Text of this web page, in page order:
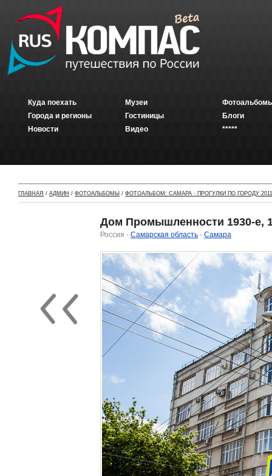
Куда поехать
Города и регионы
Новости
Музеи
Гостиницы
Видео
Блоги
*****
ГЛАВНАЯ / АДМИН / ФОТОАЛЬБОМЫ / ФОТОАЛЬБОМ: САМАРА - ПРОГУЛКИ ПО ГОРОДУ
Дом Промышленности 1930-е,
Россия - Самарская область - Самара